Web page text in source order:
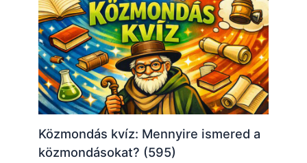
Közmondás kvíz: Mennyire ismered a
közmondásokat? (595)